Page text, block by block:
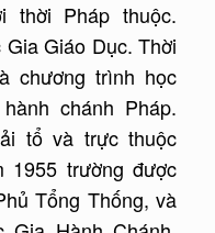
thời Pháp thuộc.
Giáo Dục. Thời
chương trình học
chánh Pháp.
tổ và trực thuộc
1955 trường được
Tổng Thống, và